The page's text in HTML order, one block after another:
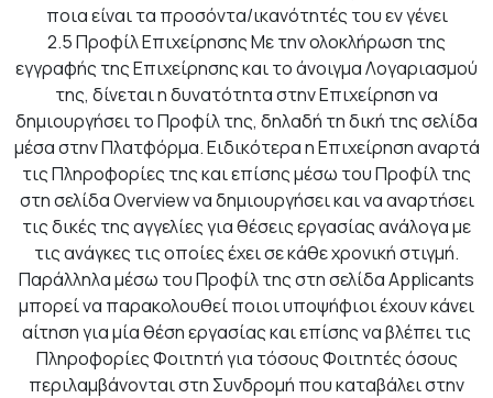
ποια είναι τα προσόντα/ικανότητές του εν γένει
2.5Προφίλ ΕπιχείρησηςΜε την ολοκλήρωση της
εγγραφής της Επιχείρησης και το άνοιγμα Λογαριασμού
της, δίνεται η δυνατότητα στην Επιχείρηση να
δημιουργήσει το Προφίλ της, δηλαδή τη δική της σελίδα
μέσα στην Πλατφόρμα. Ειδικότερα η Επιχείρηση αναρτά
τις Πληροφορίες της και επίσης μέσω του Προφίλ της
στη σελίδα Overview να δημιουργήσει και να αναρτήσει
τις δικές της αγγελίες για θέσεις εργασίας ανάλογα με
τις ανάγκες τις οποίες έχει σε κάθε χρονική στιγμή.
Παράλληλα μέσω του Προφίλ της στη σελίδα Applicants
μπορεί να παρακολουθεί ποιοι υποψήφιοι έχουν κάνει
αίτηση για μία θέση εργασίας και επίσης να βλέπει τις
Πληροφορίες Φοιτητή για τόσους Φοιτητές όσους
περιλαμβάνονται στη Συνδρομή που καταβάλει στην